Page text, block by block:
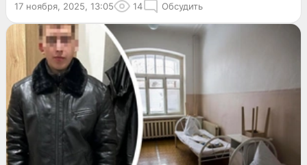
17 ноября, 2025, 13:05 14 Обсудить